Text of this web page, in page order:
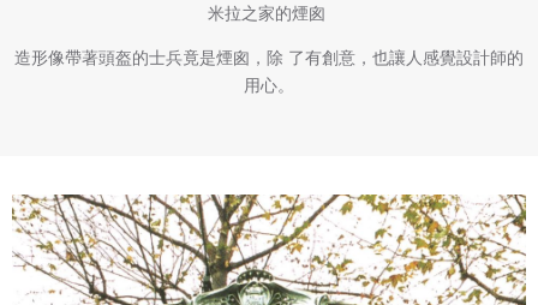
米拉之家的煙囪
造形像帶著頭盔的士兵竟是煙囪，除 了有創意，也讓人感覺設計師的
用心。